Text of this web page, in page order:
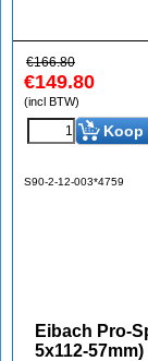
€166.80
€149.80
(incl BTW)
Koop
S90-2-12-003*4759
Eibach Pro-
5x112-57mm)